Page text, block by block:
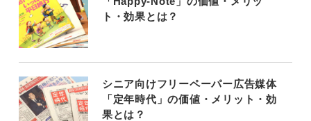
ト・効果とは？
シニア向けフリーペーパー広告媒体
「定年時代」の価値・メリット・効
果とは？